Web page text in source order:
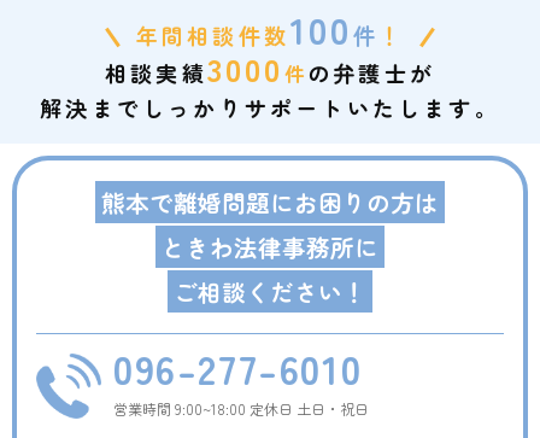
年間相談件数100件 ！
相談実績3000 件 の弁護士が
解決までしっかりサポートいたします。
熊本で離婚問題にお困りの方は
ときわ法律事務所に
ご相談ください！
096-277-6010
営業時間 9:00~18:00 定休日 土日・祝日